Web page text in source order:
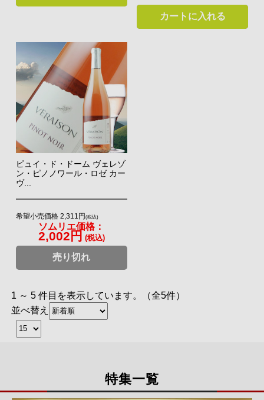
カートに入れる
ピュイ・ド・ドーム ヴェレゾ
ン・ピノノワール・ロゼ カー
ヴ...
希望小売価格 2,311円 (税込)
ソムリエ価格：
2,002円 (税込)
売り切れ
1 ～ 5 件目を表示しています。（全5件）
並べ替え
特集一覧